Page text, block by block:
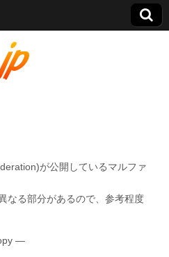
が公開しているマルファ
なる部分があるので、参考程度
—